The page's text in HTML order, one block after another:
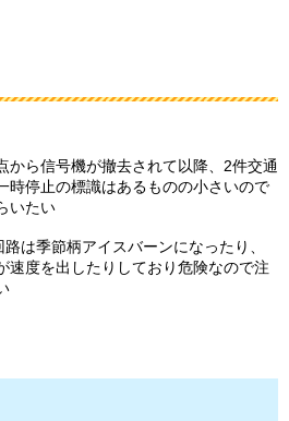
から信号機が撤去されて以降、2件交通
時停止の標識はあるものの小さいので
いたい
は季節柄アイスバーンになったり、
速度を出したりしており危険なので注